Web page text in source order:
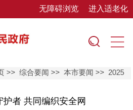
无障碍浏览 进入适老化
>>综合要闻 >>本市要闻 >> 2025
护者 共同编织安全网